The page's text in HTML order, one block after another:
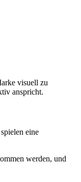
visuell zu
anspricht.
eine
werden, und